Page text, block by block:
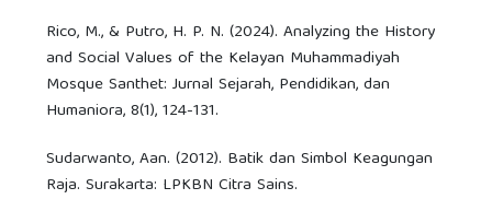
Rico, M., & Putro, H. P. N. (2024). Analyzing the History
and Social Values of the Kelayan Muhammadiyah
Mosque Santhet: Jurnal Sejarah, Pendidikan, dan
Humaniora, 8(1), 124-131.
Sudarwanto, Aan. (2012). Batik dan Simbol Keagungan
Raja. Surakarta: LPKBN Citra Sains.